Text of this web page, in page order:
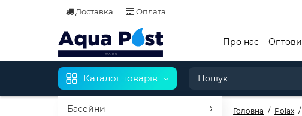
Доставка Оплата
Про нас
Каталог товарів
Басейни Головна Polax